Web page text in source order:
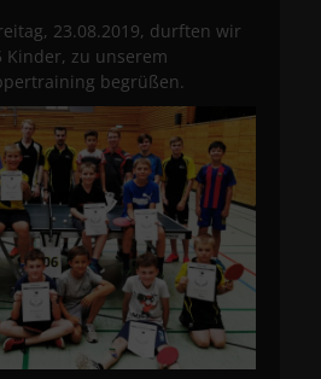
23.08.2019, durften wir
Kinder, zu unserem
begrüßen.